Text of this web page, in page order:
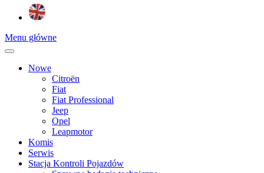
Menu główne
Nowe
Citroën
Fiat
Fiat Professional
Jeep
Opel
Leapmotor
Komis
Serwis
Stacja Kontroli Pojazdów